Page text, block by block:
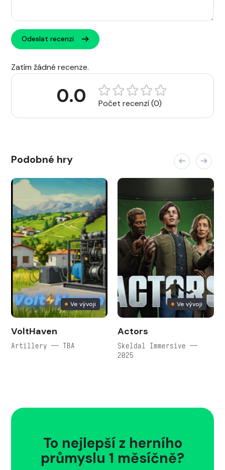
Odeslat recenzi
Zatím žádné recenze.
0.0 Počet recenzí (0)
Podobné hry
Ve vývoji
VoltHaven
Artillery — TBA
Ve vývoji
Actors
Skeldal Immersive —
2025
To nejlepší z herního
průmyslu 1 měsíčně?